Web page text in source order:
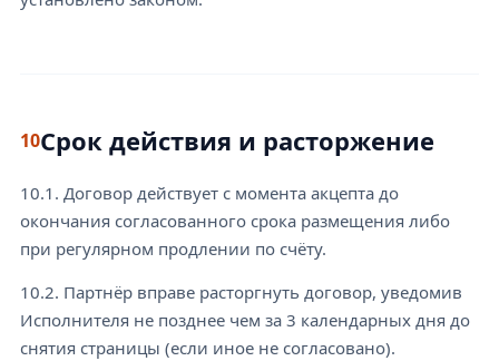
10Срок действия и расторжение
10.1. Договор действует с момента акцепта до
окончания согласованного срока размещения либо
при регулярном продлении по счёту.
10.2. Партнёр вправе расторгнуть договор, уведомив
Исполнителя не позднее чем за 3 календарных дня до
снятия страницы (если иное не согласовано).